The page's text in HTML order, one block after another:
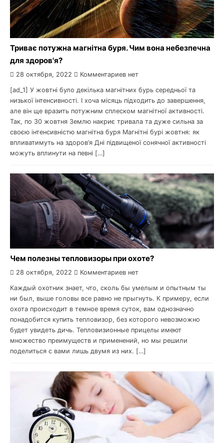
Триває потужна магнітна буря. Чим вона небезпечна
для здоров'я?
28 октября, 2022 Комментариев нет
[ad_1] У жовтні було декілька магнітних бурь середньої та
низької інтенсивності. І хоча місяць підходить до завершення,
але він ще вразить потужним сплеском магнітної активності.
Так, по 30 жовтня Землю накриє тривала та дуже сильна за
своєю інтенсивністю магнітна буря Магнітні бурі жовтня: як
впливатимуть на здоров’я Дні підвищеної сонячної активності
можуть вплинути на певні […]
Чем полезны тепловизоры при охоте?
28 октября, 2022 Комментариев нет
Каждый охотник знает, что, сколь бы умелым и опытным ты
ни был, выше головы все равно не прыгнуть. К примеру, если
охота происходит в темное время суток, вам однозначно
понадобится купить тепловизор, без которого невозможно
будет увидеть дичь. Тепловизионные прицелы имеют
множество преимуществ и применений, но мы решили
поделиться с вами лишь двумя из них. […]